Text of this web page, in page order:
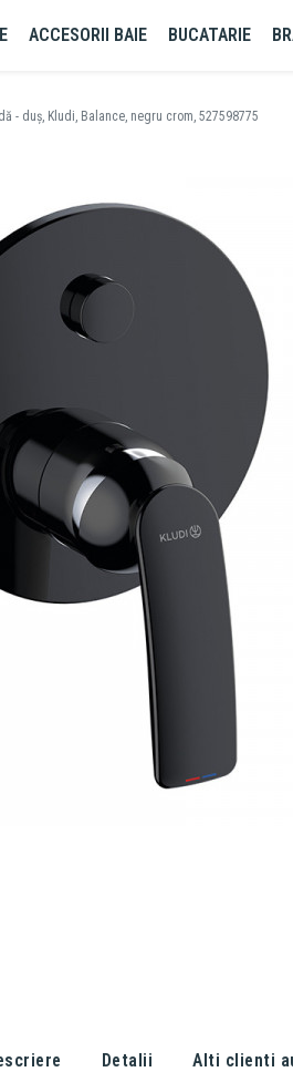
ACCESORII BAIE BUCATARIE
- duș, Kludi, Balance, negru crom, 527598775
Detalii Alti clienti